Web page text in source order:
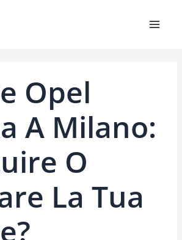
Opel
A Milano:
O
La Tua